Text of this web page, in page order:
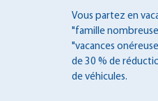
Vous partez en
"famille
"vacances
de 30 % de
de véhicules.